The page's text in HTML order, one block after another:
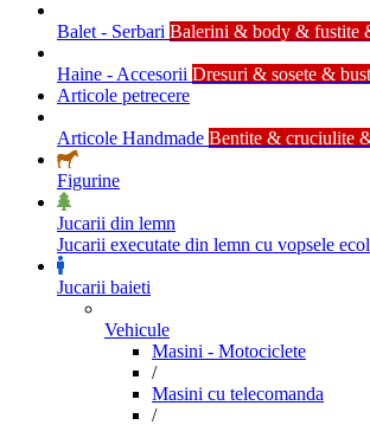
Balet - Serbari Balerini & body & fustite
Haine - Accesorii Dresuri & sosete &
Articole petrecere
Articole Handmade Bentite & cruciulite
Figurine
Jucarii din lemn
Jucarii executate din lemn cu vopsele
Jucarii baieti
Vehicule
Masini - Motociclete
/
Masini cu telecomanda
/